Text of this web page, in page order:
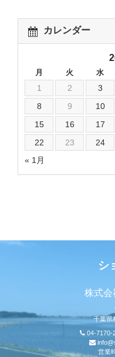
カレンダー
月 火 水
« 1月
1 2 3
8
9 10
15
16 17
22
23 24
シ
株式会
千葉県
04-7170-
営業